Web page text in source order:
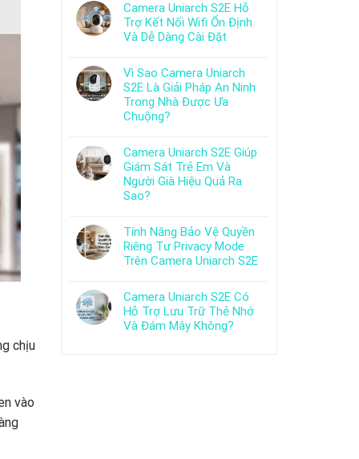
chịu
vào
Camera Uniarch S2E Hỗ
Trợ Kết Nối Wifi Ổn Định
Và Dễ Dàng Cài Đặt
Vì Sao Camera Uniarch
S2E Là Giải Pháp An Ninh
Trong Nhà Được Ưa
Chuộng?
Camera Uniarch S2E Giúp
Giám Sát Trẻ Em Và
Người Già Hiệu Quả Ra
Sao?
Tính Năng Bảo Vệ Quyền
Riêng Tư Privacy Mode
Trên Camera Uniarch S2E
Camera Uniarch S2E Có
Hỗ Trợ Lưu Trữ Thẻ Nhớ
Và Đám Mây Không?